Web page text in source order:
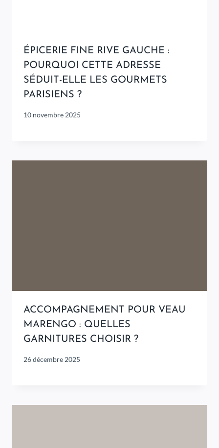
ÉPICERIE FINE RIVE GAUCHE :
POURQUOI CETTE ADRESSE
SÉDUIT-ELLE LES GOURMETS
PARISIENS ?
10 novembre 2025
ACCOMPAGNEMENT POUR VEAU
MARENGO : QUELLES
GARNITURES CHOISIR ?
26 décembre 2025